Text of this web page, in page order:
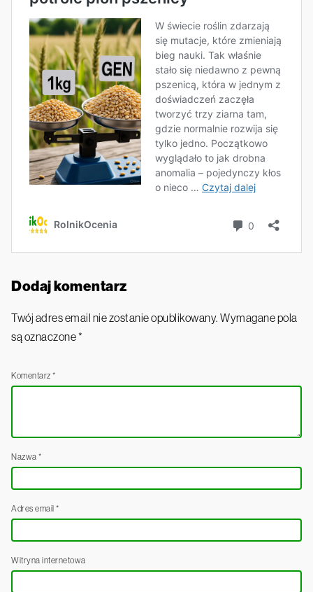
Dodaj komentarz
Twój adres email nie zostanie opublikowany. Wymagane pola
są oznaczone*
Komentarz *
Nazwa *
Adres email *
Witryna internetowa